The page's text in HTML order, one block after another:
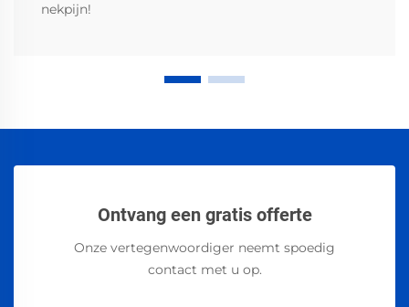
nekpijn!
Ontvang een gratis offerte
Onze vertegenwoordiger neemt spoedig
contact met u op.